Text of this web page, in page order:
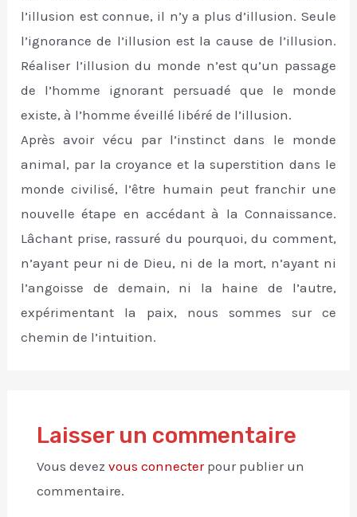
l’illusion est connue, il n’y a plus d’illusion. Seule
l’ignorance de l’illusion est la cause de l’illusion.
Réaliser l’illusion du monde n’est qu’un passage
de l’homme ignorant persuadé que le monde
existe, à l’homme éveillé libéré de l’illusion.
Après avoir vécu par l’instinct dans le monde
animal, par la croyance et la superstition dans le
monde civilisé, l’être humain peut franchir une
nouvelle étape en accédant à la Connaissance.
Lâchant prise, rassuré du pourquoi, du comment,
n’ayant peur ni de Dieu, ni de la mort, n’ayant ni
l’angoisse de demain, ni la haine de l’autre,
expérimentant la paix, nous sommes sur ce
chemin de l’intuition.
Laisser un commentaire
Vous devez vous connecterpour publier un
commentaire.